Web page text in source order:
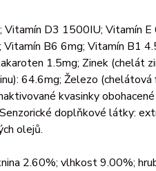
D3 1500IU; Vitamín E
B6 6mg; Vitamín B1
1.5mg; Zinek (chelát
64.6mg; Železo
kvasinky
doplňkové látky:
olejů.
2.60%; vlhkost 9.00%;